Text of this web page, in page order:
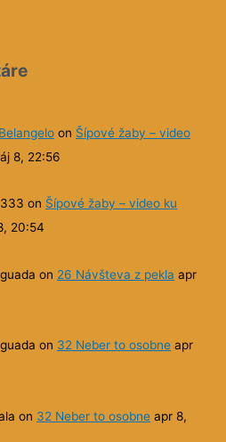
on Šípové žaby – video
8, 22:56
on Šípové žaby – video ku
20:54
on 26 Návšteva z pekla apr
on 32 Neber to osobne apr
on 32 Neber to osobne apr 8,